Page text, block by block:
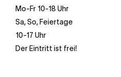
Mo-Fr 10-18 Uhr
Sa, So, Feiertage
10-17 Uhr
Der Eintritt ist frei!